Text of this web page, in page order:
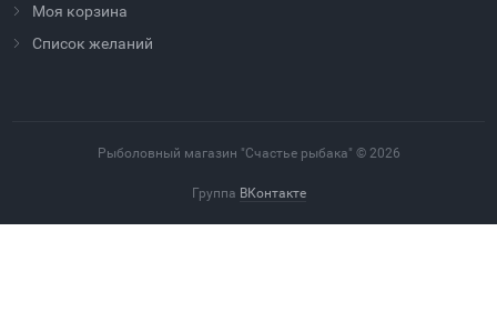
Моя корзина
Cписок желаний
Рыболовный магазин "Счастье рыбака" © 2026
Группа ВКонтакте